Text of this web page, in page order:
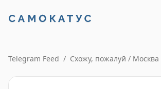
Telegram Feed / Схожу, пожалуй / Москва